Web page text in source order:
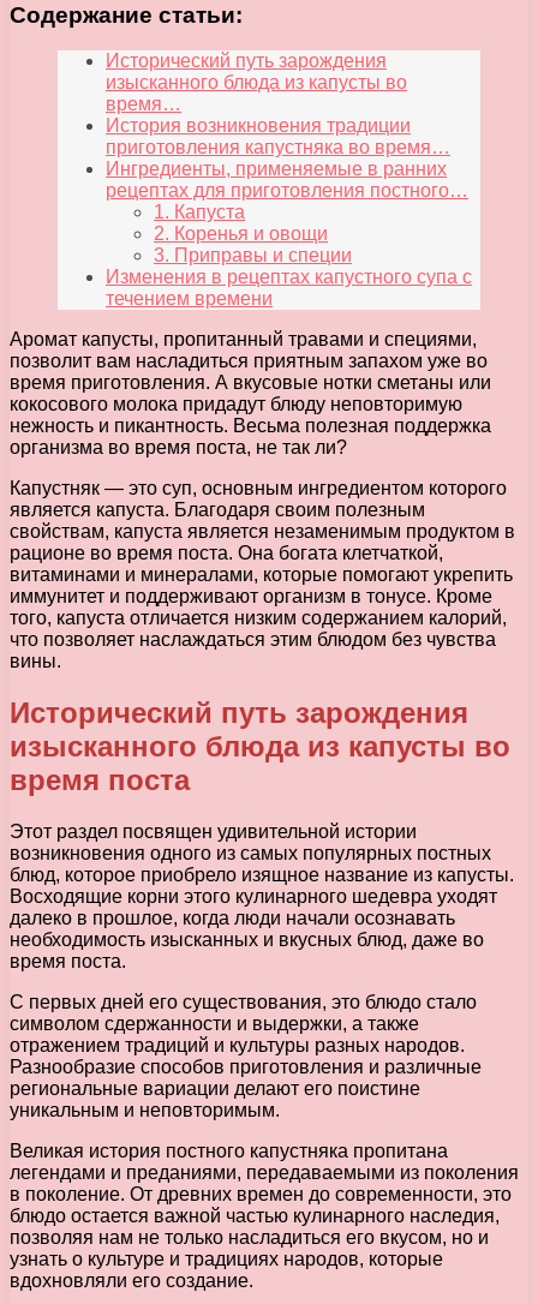
Содержание статьи:
Исторический путь зарождения
изысканного блюда из капусты во
время…
История возникновения традиции
приготовления капустняка во время…
Ингредиенты, применяемые в ранних
рецептах для приготовления постного…
1. Капуста
2. Коренья и овощи
3. Приправы и специи
Изменения в рецептах капустного супа с
течением времени
Аромат капусты, пропитанный травами и специями,
позволит вам насладиться приятным запахом уже во
время приготовления. А вкусовые нотки сметаны или
кокосового молока придадут блюду неповторимую
нежность и пикантность. Весьма полезная поддержка
организма во время поста, не так ли?
Капустняк — это суп, основным ингредиентом которого
является капуста. Благодаря своим полезным
свойствам, капуста является незаменимым продуктом в
рационе во время поста. Она богата клетчаткой,
витаминами и минералами, которые помогают укрепить
иммунитет и поддерживают организм в тонусе. Кроме
того, капуста отличается низким содержанием калорий,
что позволяет наслаждаться этим блюдом без чувства
вины.
Исторический путь зарождения
изысканного блюда из капусты во
время поста
Этот раздел посвящен удивительной истории
возникновения одного из самых популярных постных
блюд, которое приобрело изящное название из капусты.
Восходящие корни этого кулинарного шедевра уходят
далеко в прошлое, когда люди начали осознавать
необходимость изысканных и вкусных блюд, даже во
время поста.
С первых дней его существования, это блюдо стало
символом сдержанности и выдержки, а также
отражением традиций и культуры разных народов.
Разнообразие способов приготовления и различные
региональные вариации делают его поистине
уникальным и неповторимым.
Великая история постного капустняка пропитана
легендами и преданиями, передаваемыми из поколения
в поколение. От древних времен до современности, это
блюдо остается важной частью кулинарного наследия,
позволяя нам не только насладиться его вкусом, но и
узнать о культуре и традициях народов, которые
вдохновляли его создание.